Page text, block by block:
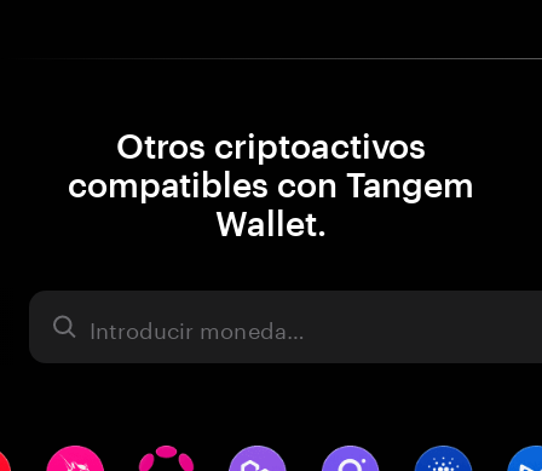
Otros criptoactivos
compatibles con Tangem
Wallet.
Activo